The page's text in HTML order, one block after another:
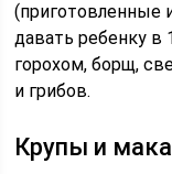
(приготовленные
давать ребенку
горохом, борщ,
и грибов.
Крупы и